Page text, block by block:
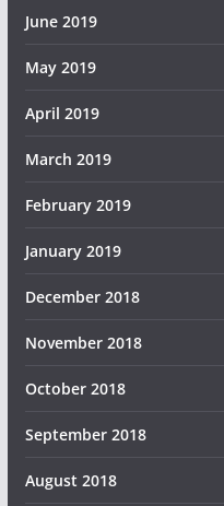
June 2019
May 2019
April 2019
March 2019
February 2019
January 2019
December 2018
November 2018
October 2018
September 2018
August 2018